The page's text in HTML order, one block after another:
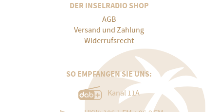
DER INSELRADIO SHOP
AGB
Versand und Zahlung
Widerrufsrecht
SO EMPFANGEN SIE UNS:
Kanal 11A